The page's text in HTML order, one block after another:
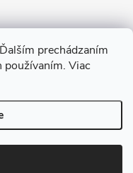
prechádzaním
používaním. Viac
práva vyhradené.